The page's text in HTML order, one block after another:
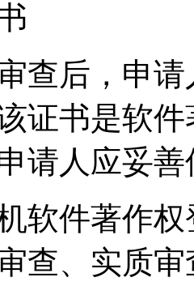
查后，申
证书是软
请人应妥
软件著作
查、实质